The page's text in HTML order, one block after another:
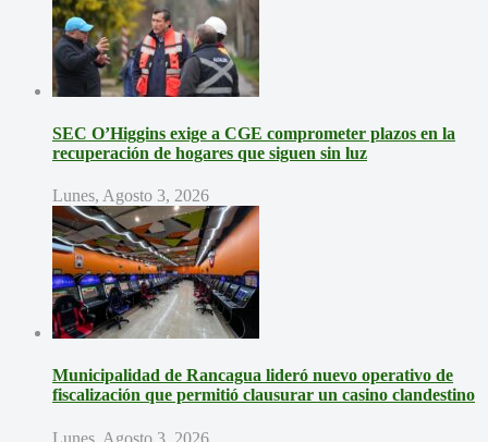
SEC O’Higgins exige a CGE comprometer plazos en la
recuperación de hogares que siguen sin luz
Lunes, Agosto 3, 2026
Municipalidad de Rancagua lideró nuevo operativo de
fiscalización que permitió clausurar un casino clandestino
Lunes, Agosto 3, 2026